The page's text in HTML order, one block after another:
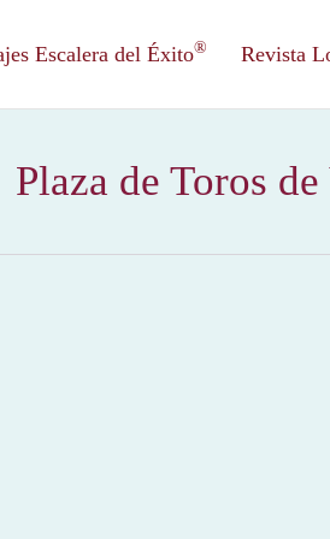
Escalera del Éxito® Revista
Plaza de Toros